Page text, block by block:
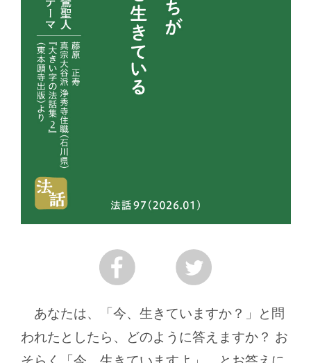
あなたは、「今、生きていますか？」と問
われたとしたら、どのように答えますか？ お